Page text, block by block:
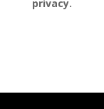
privacy.